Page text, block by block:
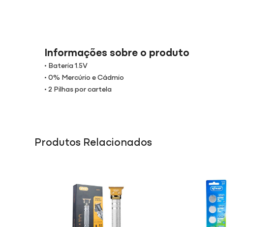
Informações sobre o produto
• Bateria 1.5V
• 0% Mercúrio e Cádmio
• 2 Pilhas por cartela
Produtos Relacionados